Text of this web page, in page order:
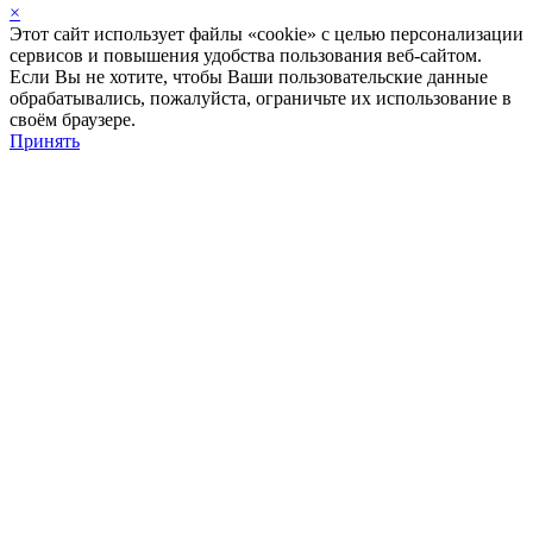
×
Этот сайт использует файлы «cookie» с целью персонализации
сервисов и повышения удобства пользования веб-сайтом.
Если Вы не хотите, чтобы Ваши пользовательские данные
обрабатывались, пожалуйста, ограничьте их использование в
своём браузере.
Принять